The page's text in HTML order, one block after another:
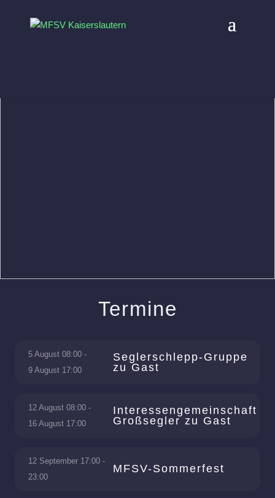
Termine
Seglerschlepp-Gruppe
zu Gast
5 August 08:00-
9 August 17:00
Interessengemeinschaft
Großsegler zu Gast
12 August 08:00-
16 August 17:00
MFSV-Sommerfest
12 September 17:00-
23:00